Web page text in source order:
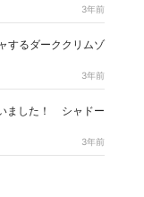
3年前
するダーククリムゾ
3年前
ました！ シャドー
3年前